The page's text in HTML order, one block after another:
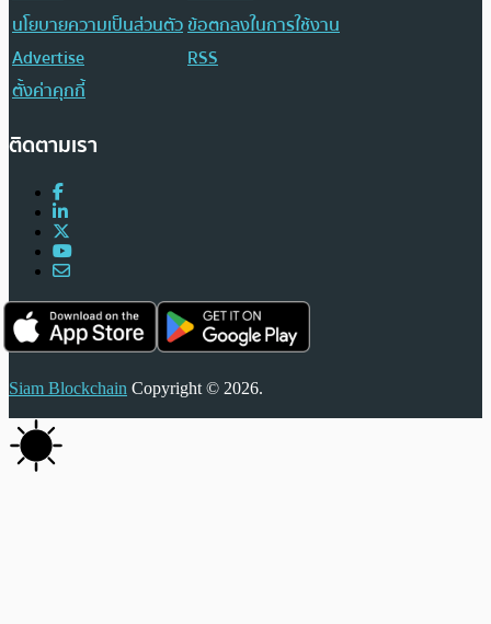
นโยบายความเป็นส่วนตัวข้อตกลงในการใช้งาน
Advertise
RSS
ตั้งค่าคุกกี้
ติดตามเรา
Siam Blockchain Copyright © 2026.